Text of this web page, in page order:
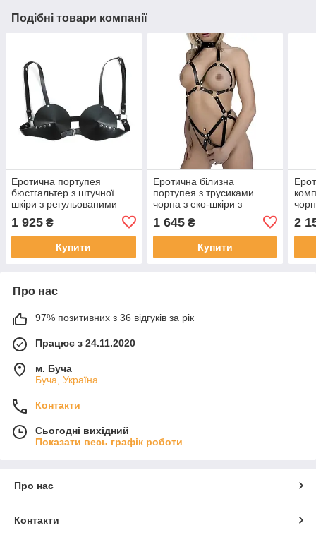
Подібні товари компанії
Еротична портупея
бюстгальтер з штучної
шкіри з регульованими
1 925 ₴
Купити
Еротична білизна
портупея з трусиками
чорна з еко-шкіри з
вирізам та кільцями S/M
1 645₴
Купити
2
Про нас
97% позитивних з 36 відгуків за рік
Працює з 24.11.2020
м. Буча
Буча, Україна
Контакти
Сьогодні вихідний
Показати весь графік роботи
Про нас
Контакти